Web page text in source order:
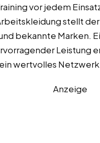
vor jedem
stellt
bekannte Marken.
Leistung
wertvolles
Anzeige